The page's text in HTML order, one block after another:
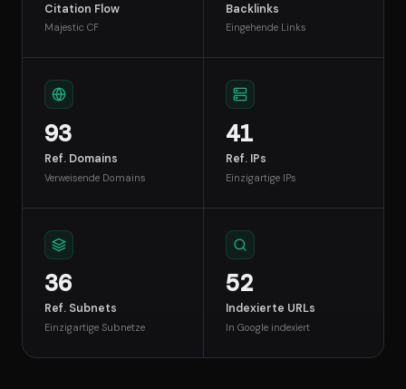
Citation Flow
Majestic CF
Backlinks
Eingehende Links
93
Ref. Domains
Verweisende Domains
41
Ref. IPs
Einzigartige IPs
36
Ref. Subnets
Einzigartige Subnetze
52
Indexierte URLs
In Google indexiert